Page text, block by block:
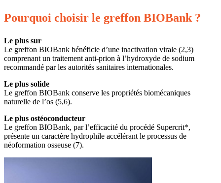
Pourquoi choisir le greffon BIOBank ?
Le plus sur
Le greffon BIOBank bénéficie d’une inactivation virale (2,3)
comprenant un traitement anti-prion à l’hydroxyde de sodium
recommandé par les autorités sanitaires internationales.
Le plus solide
Le greffon BIOBank conserve les propriétés biomécaniques
naturelle de l’os (5,6).
Le plus ostéoconducteur
Le greffon BIOBank, par l’efficacité du procédé Supercrit*,
présente un caractère hydrophile accélérant le processus de
néoformation osseuse (7).